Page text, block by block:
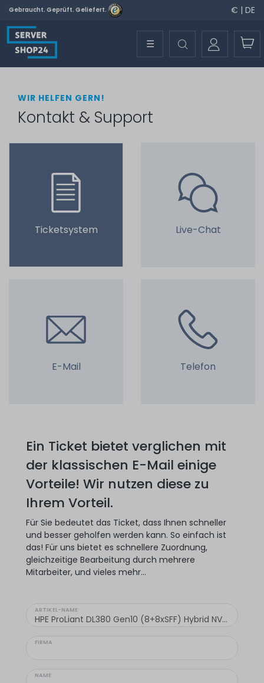
Gebraucht. Geprüft. Geliefert. € | DE
☰
WIR HELFEN GERN!
Kontakt & Support
Ticketsystem Live-Chat
E-Mail Telefon
Ein Ticket bietet verglichen mit
der klassischen E-Mail einige
Vorteile! Wir nutzen diese zu
Ihrem Vorteil.
Für Sie bedeutet das Ticket, dass Ihnen schneller
und besser geholfen werden kann. So einfach ist
das! Für uns bietet es schnellere Zuordnung,
gleichzeitige Bearbeitung durch mehrere
Mitarbeiter, und vieles mehr...
ARTIKEL-NAME
FIRMA
NAME